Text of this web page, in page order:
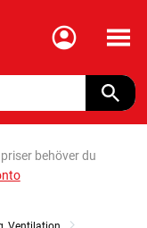
Meny
behöver du